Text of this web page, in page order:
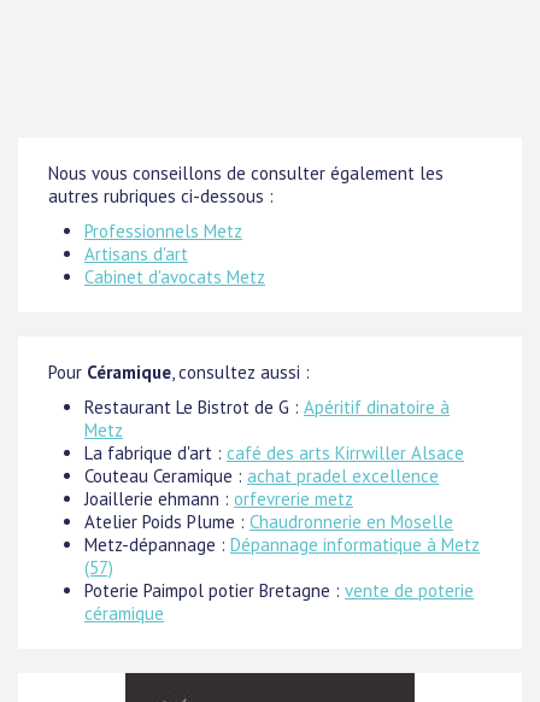
Nous vous conseillons de consulter également les
autres rubriques ci-dessous :
Professionnels Metz
Artisans d'art
Cabinet d'avocats Metz
Pour Céramique, consultez aussi :
Restaurant Le Bistrot de G : Apéritif dinatoire à
Metz
La fabrique d'art : café des arts Kirrwiller Alsace
Couteau Ceramique : achat pradel excellence
Joaillerie ehmann : orfevrerie metz
Atelier Poids Plume : Chaudronnerie en Moselle
Metz-dépannage : Dépannage informatique à Metz
(57)
Poterie Paimpol potier Bretagne : vente de poterie
céramique